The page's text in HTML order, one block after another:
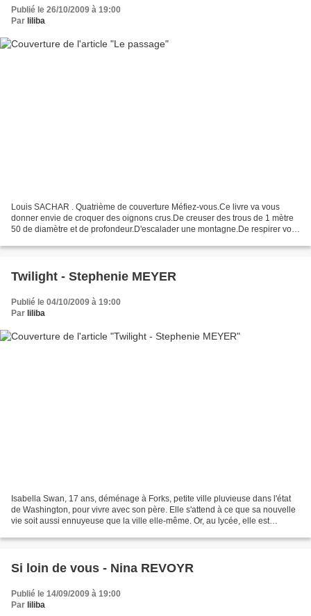
Publié le 26/10/2009 à 19:00
Par liliba
Louis SACHAR . Quatrième de couverture Méfiez-vous.Ce livre va vous
donner envie de croquer des oignons crus.De creuser des trous de 1 mètre
50 de diamètre et de profondeur.D'escalader une montagne.De respirer vos
Twilight - Stephenie MEYER
Publié le 04/10/2009 à 19:00
Par liliba
Isabella Swan, 17 ans, déménage à Forks, petite ville pluvieuse dans l'état
de Washington, pour vivre avec son père. Elle s'attend à ce que sa nouvelle
vie soit aussi ennuyeuse que la ville elle-même. Or, au lycée, elle est
Si loin de vous - Nina REVOYR
Publié le 14/09/2009 à 19:00
Par liliba